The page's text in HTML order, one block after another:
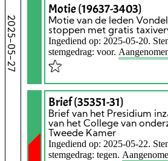
2025-05-27
Motie (19637-3403)
Motie van de leden
stoppen met gratis
Ingediend op: 2025-05-20.
stemgedrag: voor.
Brief (35351-31)
Brief van het Presidium
van het College van
Tweede Kamer
Ingediend op: 2025-05-22.
stemgedrag: tegen.